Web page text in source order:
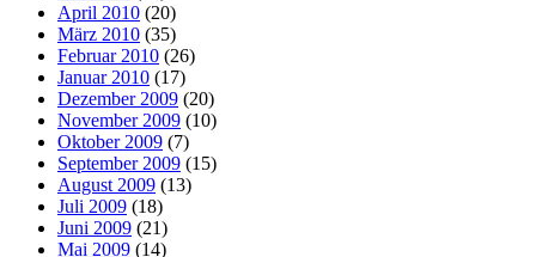
April 2010 (20)
März 2010 (35)
Februar 2010 (26)
Januar 2010 (17)
Dezember 2009 (20)
November 2009 (10)
Oktober 2009 (7)
September 2009 (15)
August 2009 (13)
Juli 2009 (18)
Juni 2009 (21)
Mai 2009 (14)